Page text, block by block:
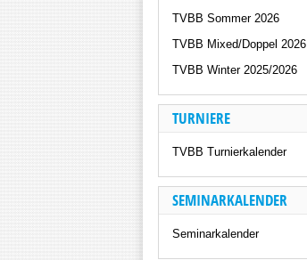
TVBB Sommer 2026
TVBB Mixed/Doppel 2026
TVBB Winter 2025/2026
TURNIERE
TVBB Turnierkalender
SEMINARKALENDER
Seminarkalender